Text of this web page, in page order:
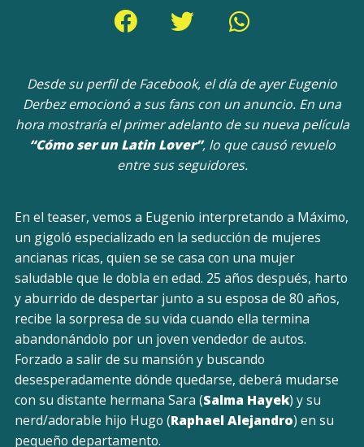
Desde su perfil de Facebook, el día de ayer Eugenio
Derbez emocionó a sus fans con un anuncio. En una
hora mostraría el primer adelanto de su nueva película
“Cómo ser un Latin Lover”, lo que causó revuelo
entre sus seguidores.
En el teaser, vemos a Eugenio interpretando a Máximo,
un gigoló especializado en la seducción de mujeres
ancianas ricas, quien se se casa con una mujer
saludable que le dobla en edad. 25 años después, harto
y aburrido de despertar junto a su esposa de 80 años,
recibe la sorpresa de su vida cuando ella termina
abandonándolo por un joven vendedor de autos.
Forzado a salir de su mansión y buscando
desesperadamente dónde quedarse, deberá mudarse
con su distante hermana Sara (Salma Hayek) y su
nerd/adorable hijo Hugo (Raphael Alejandro) en su
pequeño departamento.